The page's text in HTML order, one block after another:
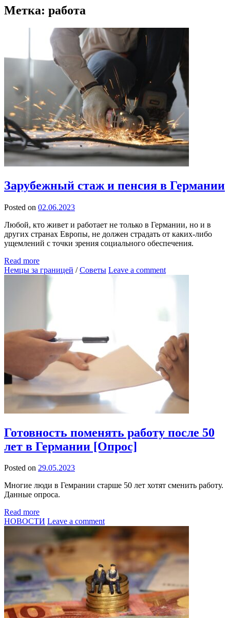
Метка: работа
Зарубежный стаж и пенсия в Германии
Posted on 02.06.2023
Любой, кто живет и работает не только в Германии, но и в
других странах Европы, не должен страдать от каких-либо
ущемлений с точки зрения социального обеспечения.
Read more
Немцы за границей /Советы Leave a comment
Готовность поменять работу после 50
лет в Германии [Опрос]
Posted on 29.05.2023
Многие люди в Гемрании старше 50 лет хотят сменить работу.
Данные опроса.
Read more
НОВОСТИ Leave a comment